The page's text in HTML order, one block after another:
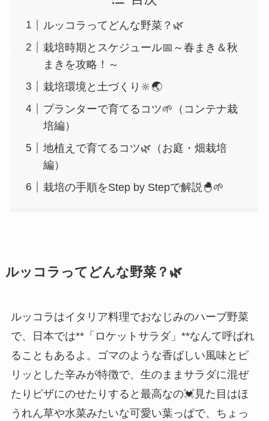
ルッコラってどんな野菜？🌿
栽培時期とスケジュール📅～春まき＆秋
まきを攻略！～
栽培環境と土づくり🔆🌏
プランターで育てるコツ🌱（コンテナ栽
培編）
地植えで育てるコツ🌿（お庭・畑栽培
編）
栽培の手順をStep by Stepで解説🐣🌱
ルッコラってどんな野菜？🌿
ルッコラはイタリア料理でおなじみのハーブ野菜
で、日本では**「ロケットサラダ」**なんて呼ばれ
ることもあるよ。ゴマのような香ばしい風味とピ
リッとした辛みが特徴で、生のままサラダに混ぜ
たりピザにのせたりすると最高なの💓見た目はほ
うれん草や水菜みたいな可愛い葉っぱで、ちょっ